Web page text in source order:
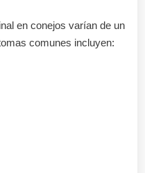
en conejos varían de un
comunes incluyen: